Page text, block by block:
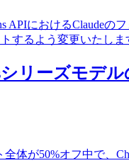
APIにおけるClaude
るよう変更いたしま
リーズモデ
体が50%オフ中で、